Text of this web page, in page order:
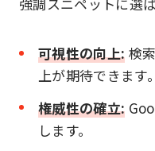
可視性の向上: 検
上が期待できます。
権威性の確立:
します。